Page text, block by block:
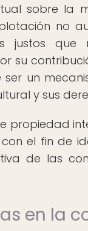
sobre la
no
justos que
su
un
y sus
propiedad
el fin de
de las
en la